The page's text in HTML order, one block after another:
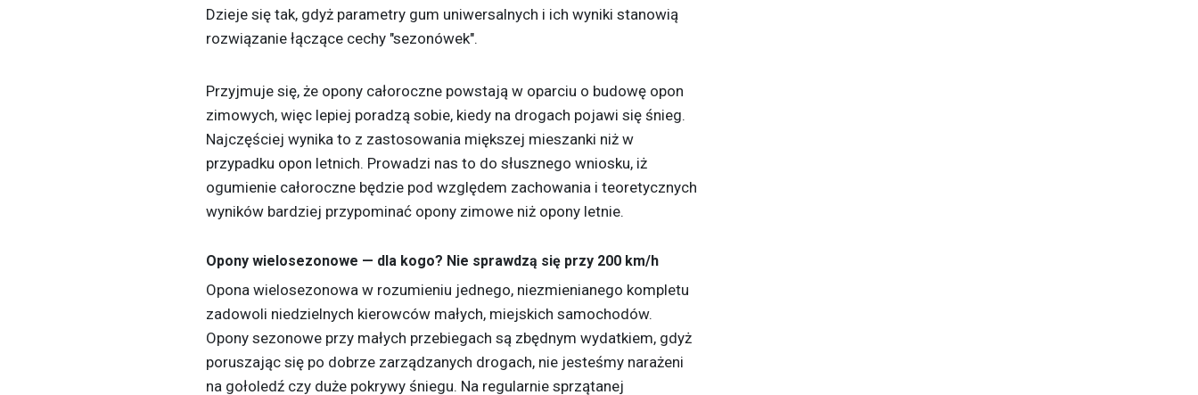
Dzieje się tak, gdyż parametry gum uniwersalnych i ich wyniki stanowią
rozwiązanie łączące cechy "sezonówek".
Przyjmuje się, że opony całoroczne powstają w oparciu o budowę opon
zimowych, więc lepiej poradzą sobie, kiedy na drogach pojawi się śnieg.
Najczęściej wynika to z zastosowania miększej mieszanki niż w
przypadku opon letnich. Prowadzi nas to do słusznego wniosku, iż
ogumienie całoroczne będzie pod względem zachowania i teoretycznych
wyników bardziej przypominać opony zimowe niż opony letnie.
Opony wielosezonowe — dla kogo? Nie sprawdzą się przy 200 km/h
Opona wielosezonowa w rozumieniu jednego, niezmienianego kompletu
zadowoli niedzielnych kierowców małych, miejskich samochodów.
Opony sezonowe przy małych przebiegach są zbędnym wydatkiem, gdyż
poruszając się po dobrze zarządzanych drogach, nie jesteśmy narażeni
na gołoledź czy duże pokrywy śniegu. Na regularnie sprzątanej